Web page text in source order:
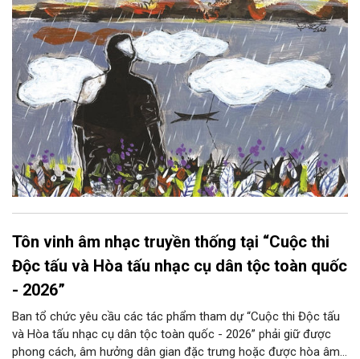
Tôn vinh âm nhạc truyền thống tại “Cuộc thi
Độc tấu và Hòa tấu nhạc cụ dân tộc toàn quốc
- 2026”
Ban tổ chức yêu cầu các tác phẩm tham dự “Cuộc thi Độc tấu
và Hòa tấu nhạc cụ dân tộc toàn quốc - 2026” phải giữ được
phong cách, âm hưởng dân gian đặc trưng hoặc được hòa âm,